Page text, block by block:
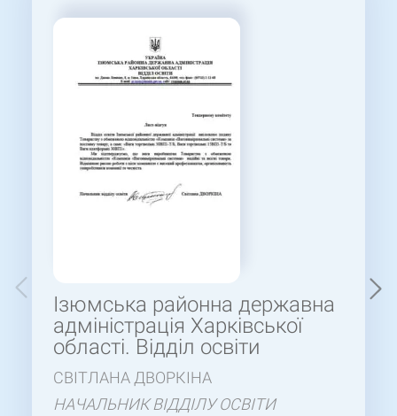
Ізюмська районна державна
адміністрація Харківської
області. Відділ освіти
СВІТЛАНА ДВОРКІНА
НАЧАЛЬНИК ВІДДІЛУ ОСВІТИ